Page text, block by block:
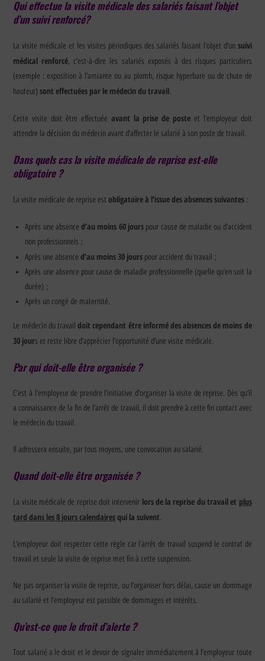
Qui effectue la visite médicale des salariés faisant l’objet
d’un suivi renforcé?
La visite médicale et les visites périodiques des salariés faisant l’objet d’un suivi
médical renforcé, c’est-à-dire les salariés exposés à des risques particuliers
(exemple : exposition à l’amiante ou au plomb, risque hyperbare ou de chute de
hauteur)sont effectuées par le médecin du travail.
Cette visite doit être effectuée avant la prise de poste et l’employeur doit
attendre la décision du médecin avant d’affecter le salarié à son poste de travail.
Dans quels cas la visite médicale de reprise est-elle
obligatoire ?
La visite médicale de reprise estobligatoire à l’issue des absences suivantes :
Après une absenced’au moins 60 jours pour cause de maladie ou d’accident
non professionnels ;
Après une absenced’au moins 30 jours pour accident du travail ;
Après une absence pour cause de maladie professionnelle (quelle qu’en soit la
durée) ;
Après un congé de maternité.
Le médecin du travaildoit cependant être informé des absences de moins de
30 jours et reste libre d’apprécier l’opportunité d’une visite médicale.
Par qui doit-elle être organisée ?
C’est à l’employeur de prendre l’initiative d’organiser la visite de reprise. Dès qu’il
a connaissance de la fin de l’arrêt de travail, il doit prendre à cette fin contact avec
le médecin du travail.
Il adressera ensuite, par tous moyens, une convocation au salarié.
Quand doit-elle être organisée ?
La visite médicale de reprise doit intervenir lors de la reprise du travail et plus
tard dans les 8 jours calendairesqui la suivent.
L’employeur doit respecter cette règle car l’arrêt de travail suspend le contrat de
travail et seule la visite de reprise met fin à cette suspension.
Ne pas organiser la visite de reprise, ou l’organiser hors délai, cause un dommage
au salarié et l’employeur est passible de dommages et intérêts.
Qu’est-ce que le droit d’alerte ?
Tout salarié a le droit et le devoir de signaler immédiatement à l’employeur toute